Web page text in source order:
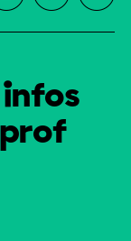
infos